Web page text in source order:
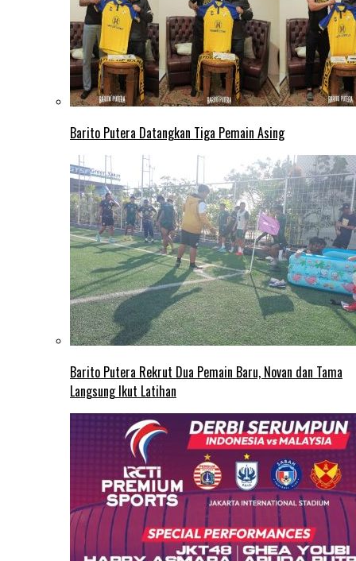
Barito Putera Datangkan Tiga Pemain Asing
Barito Putera Rekrut Dua Pemain Baru, Novan dan Tama
Langsung Ikut Latihan